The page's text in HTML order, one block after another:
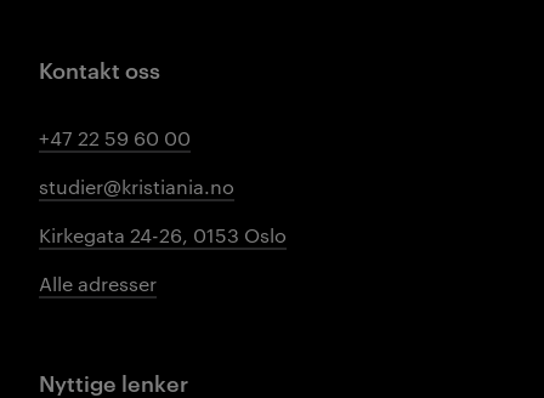
Kontakt oss
+47 22 59 60 00
studier@kristiania.no
Kirkegata 24-26, 0153 Oslo
Alle adresser
Nyttige lenker